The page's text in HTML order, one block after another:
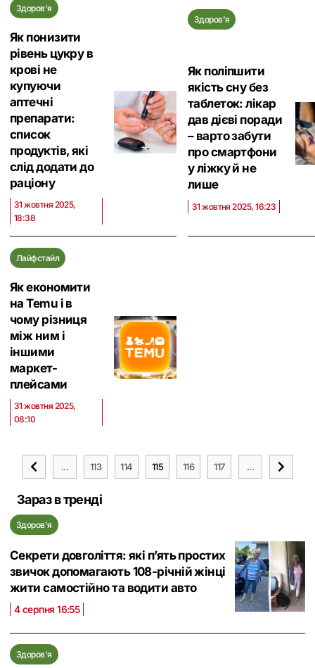
Здоров'я
Як понизити
рівень цукру в
крові не
купуючи
аптечні
препарати:
список
продуктів, які
слід додати до
раціону
31 жовтня 2025,
18:38
Здоров'я
Як поліпшити
якість сну без
таблеток: лікар
дав дієві поради
– варто забути
про смартфони
у ліжку й не
лише
31 жовтня 2025, 16:23
Лайфстайл
Як економити
на Temu і в
чому різниця
між ним і
іншими
маркет-
плейсами
31 жовтня 2025,
08:10
... 113 114 115 116 117 ...
Зараз в тренді
Здоров'я
Секрети довголіття: які п’ять простих
звичок допомагають 108-річній жінці
жити самостійно та водити авто
4 серпня 16:55
Здоров'я